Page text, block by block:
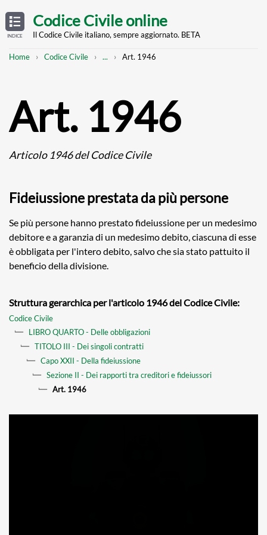
TABLE
OF
CONTENTS
INDICE
main
Codice Civile online
Il Codice Civile italiano, sempre aggiornato. BETA
Breadcrumb
Home Codice Civile
Mostra
... Art. 1946
Art. 1946
Articolo 1946 del Codice Civile
Fideiussione prestata da più persone
Se più persone hanno prestato fideiussione per un medesimo
debitore e a garanzia di un medesimo debito, ciascuna di esse
è obbligata per l'intero debito, salvo che sia stato pattuito il
beneficio della divisione.
Struttura gerarchica per l'articolo 1946 del Codice Civile:
Codice Civile
LIBRO QUARTO - Delle obbligazioni
TITOLO III - Dei singoli contratti
Capo XXII - Della fideiussione
Sezione II - Dei rapporti tra creditori e fideiussori
Art. 1946